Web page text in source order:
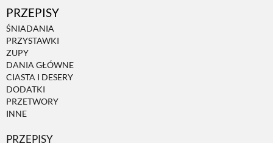
PRZEPISY
ŚNIADANIA
PRZYSTAWKI
ZUPY
DANIA GŁÓWNE
CIASTA I DESERY
DODATKI
PRZETWORY
INNE
PRZEPISY